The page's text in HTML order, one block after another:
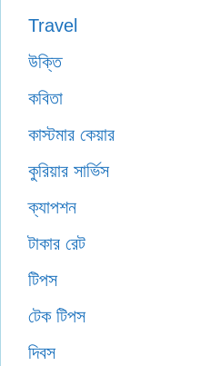
Travel
উক্তি
কবিতা
কাস্টমার কেয়ার
কুরিয়ার সার্ভিস
ক্যাপশন
টাকার রেট
টিপস
টেক টিপস
দিবস